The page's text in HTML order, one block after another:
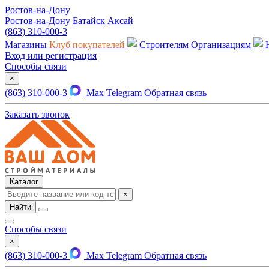
Ростов-на-Дону
Ростов-на-Дону Батайск Аксай
(863) 310-000-3
Магазины Клуб покупателей Строителям Организациям
Вход или регистрация
Способы связи
×
(863) 310-000-3 Max Telegram Обратная связь
Заказать звонок
Каталог
×
Найти
Способы связи
×
(863) 310-000-3 Max Telegram Обратная связь